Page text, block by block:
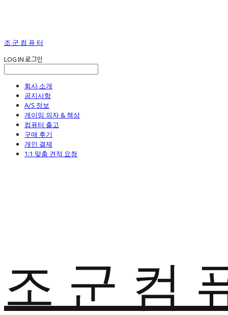
조 군 컴 퓨 터
LOG IN로그인
회사 소개
공지사항
A/S 정보
게이밍 의자 & 책상
컴퓨터 출고
구매 후기
개인 결제
1:1 맞춤 견적 요청
조 군 컴